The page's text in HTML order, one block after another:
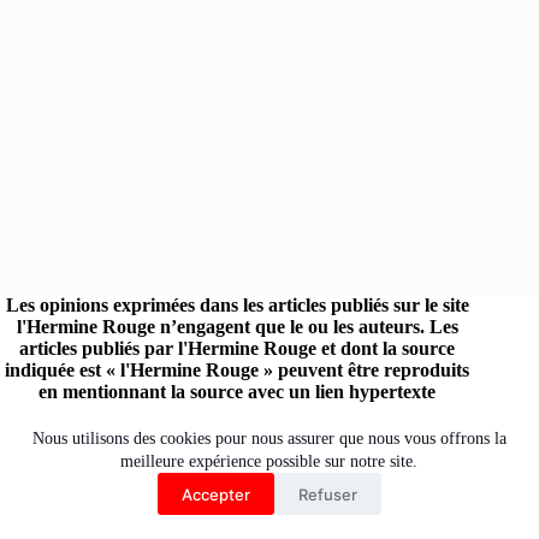
Nous utilisons des cookies pour nous assurer que nous vous offrons la
meilleure expérience possible sur notre site.
Accepter Refuser
Les opinions exprimées dans les articles publiés sur le site
l'Hermine Rouge n’engagent que le ou les auteurs. Les
articles publiés par l'Hermine Rouge et dont la source
indiquée est « l'Hermine Rouge » peuvent être reproduits
en mentionnant la source avec un lien hypertexte
Retrouvez l'Hermine Rouge sur les réseaux :